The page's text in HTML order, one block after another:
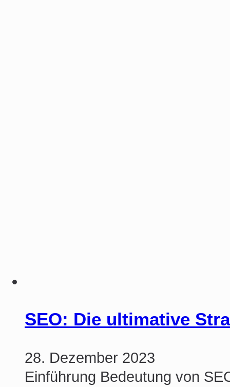
SEO: Die ultimative
28. Dezember 2023
Einführung Bedeutung von